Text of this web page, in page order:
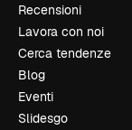
Recensioni
Lavora con noi
Cerca tendenze
Blog
Eventi
Slidesgo